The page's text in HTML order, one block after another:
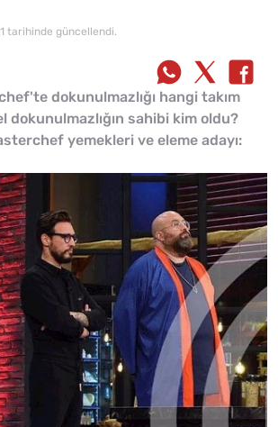
tarihinde güncellendi.
dokunulmazlığı hangi takım
dokunulmazlığın sahibi kim oldu?
yemekleri ve eleme adayı: